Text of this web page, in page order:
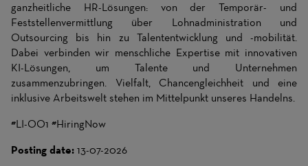
ganzheitliche HR-Lösungen: von der Temporär- und
Feststellenvermittlung über Lohnadministration und
Outsourcing bis hin zu Talententwicklung und -mobilität.
Dabei verbinden wir menschliche Expertise mit innovativen
KI-Lösungen, um Talente und Unternehmen
zusammenzubringen. Vielfalt, Chancengleichheit und eine
inklusive Arbeitswelt stehen im Mittelpunkt unseres Handelns.
#LI-OO1 #HiringNow
Posting date: 13-07-2026